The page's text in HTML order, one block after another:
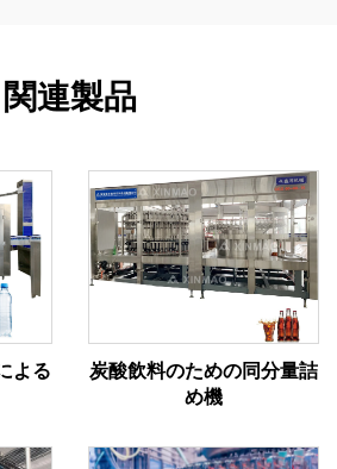
関連製品
よる
炭酸飲料のための同分量詰
め機